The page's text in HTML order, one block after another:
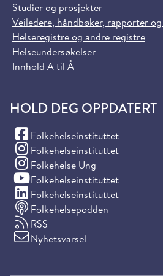
Studier og prosjekter
Veiledere, håndbøker, rapporter
Helseregistre og andre registre
Helseundersøkelser
Innhold A til Å
HOLD DEG OPPDATERT
Folkehelseinstituttet
(Facebook)
Folkehelseinstituttet
(Instagram)
Folkehelse Ung
(Instagram)
Folkehelseinstituttet
(YouTube)
Folkehelseinstituttet
(LinkedIn)
Folkehelsepodden
RSS
Nyhetsvarsel